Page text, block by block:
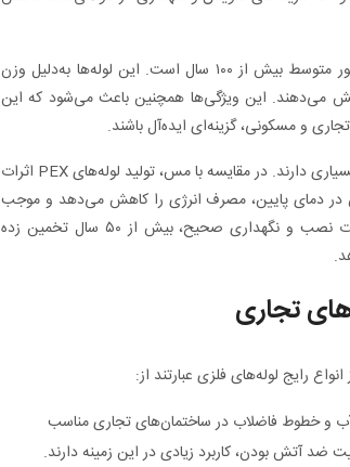
یکی از ویژگی‌های برجسته لوله‌های پلیکا این است که عمر مفید آن‌ها به‌طور متوسط بیش از ۱۰۰ سال است. این لوله‌ها به‌دلیل وزن
می‌دهند. این ویژگی‌ها همچنین باعث می‌شود که این
و مسکونی، گزینه‌ای ایده‌آل باشند.
لوله‌های پنج لایه نیز از دیگر انواع لوله‌های پلاستیکی هستند که ویژگی‌های بسیاری دارند. در مقایسه با مس، تولید لوله‌های PEX اثرات
در دمای پایین، مصرف انرژی را کاهش می‌دهد و موجب
کاهش اثرات زیست‌محیطی می‌شود. عمر مفید لوله‌های پنج لایه در صورت نصب و نگهداری صحیح، بیش از ۵۰ سال تخمین زده
تجاری
رایج لوله‌های فلزی عبارتند از:
و خطوط فاضلاب در ساختمان‌های تجاری مناسب
ضد آتش بودن، کاربرد زیادی در این زمینه دارند.